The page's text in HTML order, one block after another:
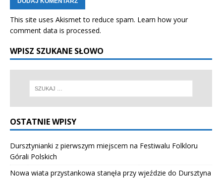
This site uses Akismet to reduce spam. Learn how your
comment data is processed.
WPISZ SZUKANE SŁOWO
OSTATNIE WPISY
Dursztynianki z pierwszym miejscem na Festiwalu Folkloru
Górali Polskich
Nowa wiata przystankowa stanęła przy wjeździe do Dursztyna